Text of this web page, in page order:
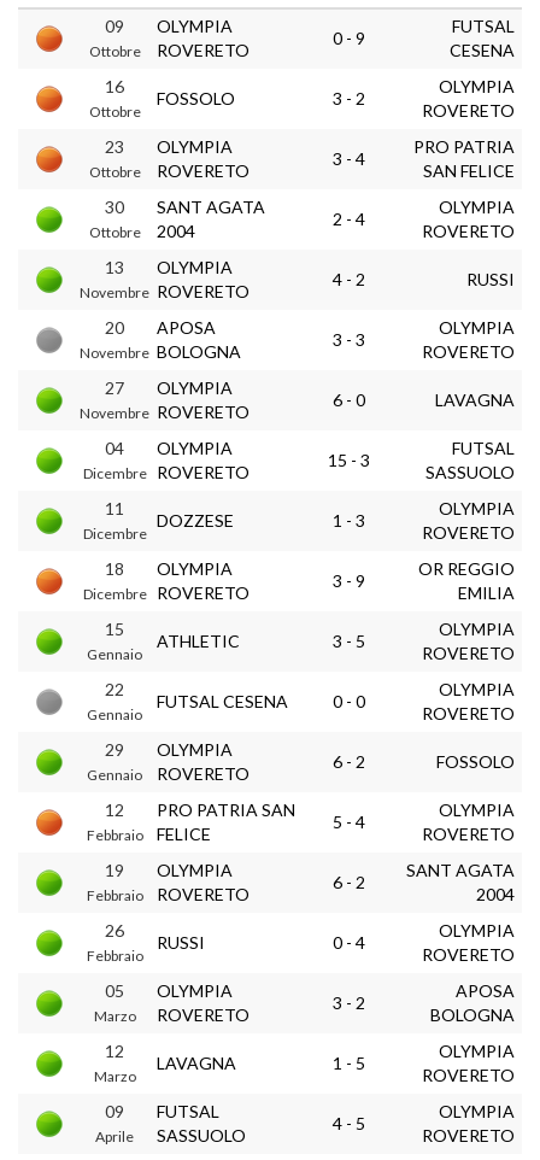
09
Ottobre
OLYMPIA
ROVERETO
0 - 9
FUTSAL
CESENA
16
Ottobre
FOSSOLO 3 - 2
OLYMPIA
ROVERETO
23
Ottobre
OLYMPIA
ROVERETO
3 - 4
PRO PATRIA
SAN FELICE
30
Ottobre
SANT AGATA
2004
2 - 4
OLYMPIA
ROVERETO
13
Novembre
OLYMPIA
ROVERETO
4 - 2 RUSSI
20
Novembre
APOSA
BOLOGNA
3 - 3
OLYMPIA
ROVERETO
27
Novembre
OLYMPIA
ROVERETO
6 - 0 LAVAGNA
04
Dicembre
OLYMPIA
ROVERETO
15 - 3
FUTSAL
SASSUOLO
11
Dicembre
DOZZESE 1 - 3
OLYMPIA
ROVERETO
18
Dicembre
OLYMPIA
ROVERETO
3 - 9
OR REGGIO
EMILIA
15
Gennaio
ATHLETIC 3 - 5
OLYMPIA
ROVERETO
22
Gennaio
FUTSAL CESENA 0 - 0
OLYMPIA
ROVERETO
29
Gennaio
OLYMPIA
ROVERETO
6 - 2 FOSSOLO
12
Febbraio
PRO PATRIA SAN
FELICE
5 - 4
OLYMPIA
ROVERETO
19
Febbraio
OLYMPIA
ROVERETO
6 - 2
SANT AGATA
2004
26
Febbraio
RUSSI 0 - 4
OLYMPIA
ROVERETO
05
Marzo
OLYMPIA
ROVERETO
3 - 2
APOSA
BOLOGNA
12
Marzo
LAVAGNA 1 - 5
OLYMPIA
ROVERETO
09
Aprile
FUTSAL
SASSUOLO
4 - 5
OLYMPIA
ROVERETO